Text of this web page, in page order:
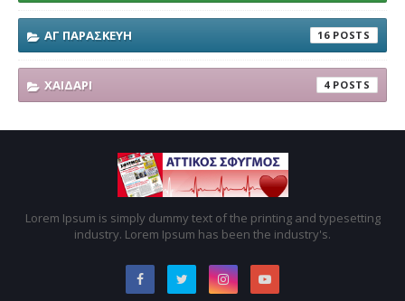
ΑΓ ΠΑΡΑΣΚΕΥΗ 16
ΧΑΙΔΑΡΙ 4
Lorem Ipsum is simply dummy text of the printing and typesetting
industry. Lorem Ipsum has been the industry's.